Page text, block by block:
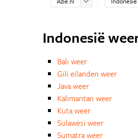
Indonesië
Bali weer
Gili eilanden weer
Java weer
Kalimantan weer
Kuta weer
Sulawesi weer
Sumatra weer